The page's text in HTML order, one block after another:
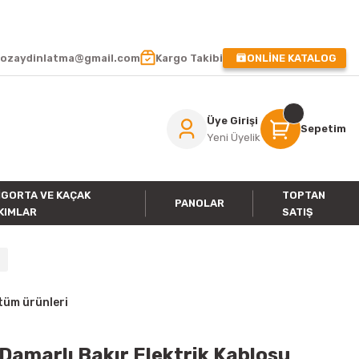
Kargo Takibi ONLİNE KATALOG
Üye Girişi
Yeni Üyelik
Sepetim
VE KAÇAK
PANOLAR
TOPTAN
SATIŞ
ürünleri